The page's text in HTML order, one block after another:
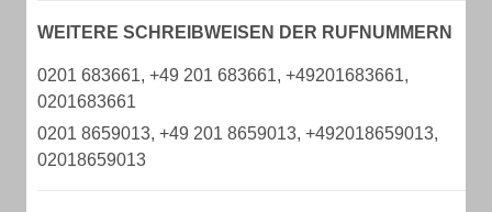
WEITERE SCHREIBWEISEN DER RUFNUMMERN
0201 683661, +49 201 683661, +49201683661,
0201683661
0201 8659013, +49 201 8659013, +492018659013,
02018659013